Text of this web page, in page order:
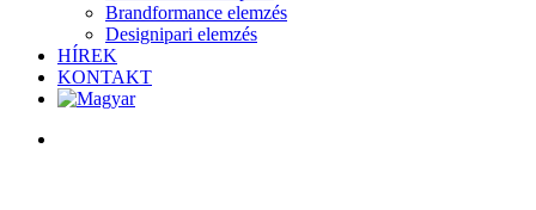
Brandformance elemzés
Designipari elemzés
HÍREK
KONTAKT